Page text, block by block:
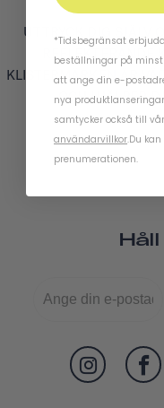
UTTRYCK DIG SJÄLV
REFLEKTERANDE
KLISTERMÄRKEN ÄR
OCH HJÄLPER
*Tidsbegränsat
beställningar på minst
att ange din e-
nya
samtycker också till vår
användarvillkor.Du
prenumerationen.